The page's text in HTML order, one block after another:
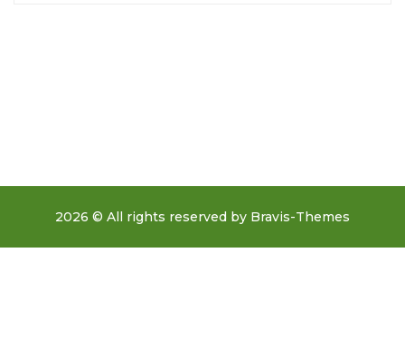
2026 © All rights reserved by Bravis-Themes